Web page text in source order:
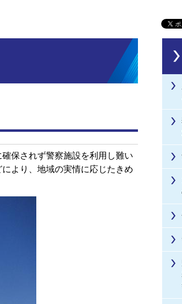
保されず警察施設を利用し難い
より、地域の実情に応じたきめ